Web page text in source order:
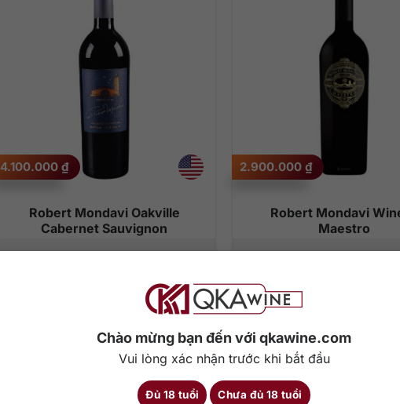
Chào mừng bạn đến với qkawine.com
Vui lòng xác nhận trước khi bắt đầu
Đủ 18 tuổi Chưa đủ 18 tuổi
Robert Mondavi Oakville
Cabernet Sauvignon
4.100.000 ₫
Thêm vào giỏ hàng
Robert Mondavi
Maestro
2.900.000 ₫